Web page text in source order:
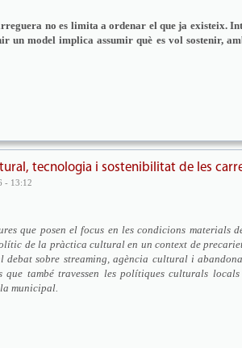
no es limita a ordenar el que ja existeix.
un model implica assumir què es vol sostenir,
tecnologia i sostenibilitat de les
- 13:12
que posen el focus en les condicions materials
de la pràctica cultural en un context de
sobre streaming, agència cultural i
que també travessen les polítiques culturals
municipal.